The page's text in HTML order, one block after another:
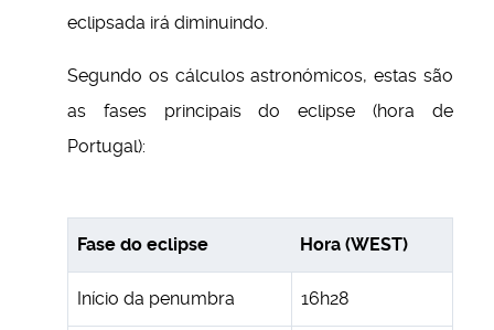
eclipsada irá diminuindo.
Segundo os cálculos astronómicos, estas são
as fases principais do eclipse (hora de
Portugal):
Fase do eclipse Hora (WEST)
Início da penumbra 16h28